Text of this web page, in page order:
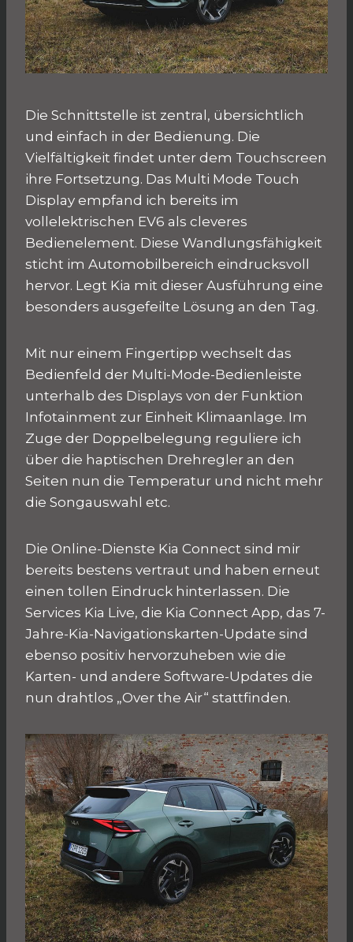
Die Schnittstelle ist zentral, übersichtlich
und einfach in der Bedienung. Die
Vielfältigkeit findet unter dem Touchscreen
ihre Fortsetzung. Das Multi Mode Touch
Display empfand ich bereits im
vollelektrischen EV6 als cleveres
Bedienelement. Diese Wandlungsfähigkeit
sticht im Automobilbereich eindrucksvoll
hervor. Legt Kia mit dieser Ausführung eine
besonders ausgefeilte Lösung an den Tag.
Mit nur einem Fingertipp wechselt das
Bedienfeld der Multi-Mode-Bedienleiste
unterhalb des Displays von der Funktion
Infotainment zur Einheit Klimaanlage. Im
Zuge der Doppelbelegung reguliere ich
über die haptischen Drehregler an den
Seiten nun die Temperatur und nicht mehr
die Songauswahl etc.
Die Online-Dienste Kia Connect sind mir
bereits bestens vertraut und haben erneut
einen tollen Eindruck hinterlassen. Die
Services Kia Live, die Kia Connect App, das 7-
Jahre-Kia-Navigationskarten-Update sind
ebenso positiv hervorzuheben wie die
Karten- und andere Software-Updates die
nun drahtlos „Over the Air“ stattfinden.